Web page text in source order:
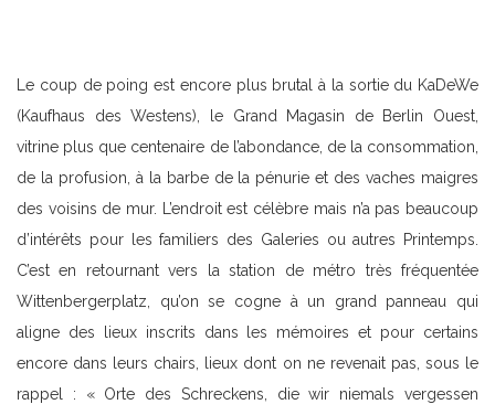
Le coup de poing est encore plus brutal à la sortie du KaDeWe
(Kaufhaus des Westens), le Grand Magasin de Berlin Ouest,
vitrine plus que centenaire de l’abondance, de la consommation,
de la profusion, à la barbe de la pénurie et des vaches maigres
des voisins de mur. L’endroit est célèbre mais n’a pas beaucoup
d’intérêts pour les familiers des Galeries ou autres Printemps.
C’est en retournant vers la station de métro très fréquentée
Wittenbergerplatz, qu’on se cogne à un grand panneau qui
aligne des lieux inscrits dans les mémoires et pour certains
encore dans leurs chairs, lieux dont on ne revenait pas, sous le
rappel : « Orte des Schreckens, die wir niemals vergessen